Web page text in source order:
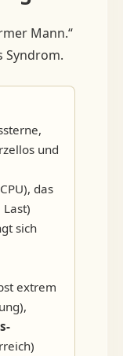
Mann.“
Syndrom.
und
das
sich
extrem